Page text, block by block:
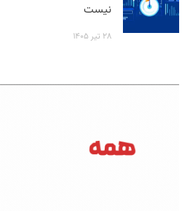
نیست
۲۸ تیر ۱۴۰۵